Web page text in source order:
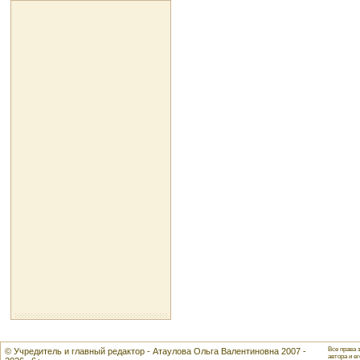
© Учредитель и главный редактор - Атаулова Ольга Валентиновна 2007 -
Все права
автора и